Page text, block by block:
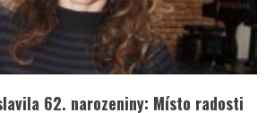
62. narozeniny: Místo radosti